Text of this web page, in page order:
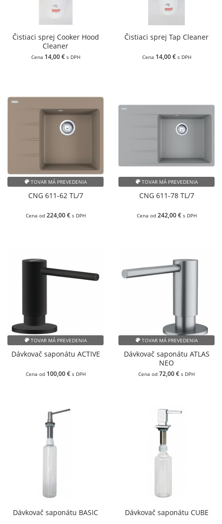
Čistiaci sprej Cooker Hood
Cleaner
Cena 14,00 € s DPH
Čistiaci sprej Tap Cleaner
Cena 14,00 € s DPH
CNG 611-62 TL/7
Cena od 224,00 € s DPH
TOVAR MÁ PREVEDENIA
CNG 611-78 TL/7
Cena od 242,00 € s DPH
TOVAR MÁ PREVEDENIA
Dávkovač saponátu ACTIVE
Cena od 100,00 € s DPH
TOVAR MÁ PREVEDENIA
Dávkovač saponátu ATLAS
NEO
Cena od 72,00 € s DPH
TOVAR MÁ PREVEDENIA
Dávkovač saponátu BASIC Dávkovač saponátu CUBE